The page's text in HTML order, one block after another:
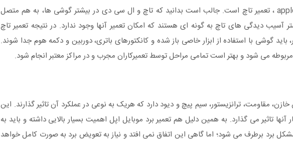
یکی دیگر از خدمات تخصصی واحد تعمیرات نمایندگی موبایل apple ، تعمیر تاچ است. جالب است بدانید که تاچ و ال سی دی در بیشتر گوشی ها، به هم متصل
آسیب دیدگی های تاچ به گونه ای هستند که امکان تعمیر آنها وجود ندارد. در نتیجه تعمیر تاچ
گوشی با استفاده از ابزار خاصی باز شده و کانکتورهای باتری، دوربین و دکمه هوم جدا شوند.
می شود و بهتر است تمامی مراحل توسط تعمیرکاران مجرب و در مراکز معتبر انجام شود.
مقاومت، ترانزیستور، سیم پیچ و دیود دارد که هریک به نوعی در عملکرد آن تاثیر گذارند. این
تاثیر می گذارد. به همین دلیل هم تعمیر برد موبایل اپل اهمیت بسیار بالایی داشته و باید به
برطرف می شود؛ اما گاهی این اتفاق نمی افتد و نیاز به تعویض برد به صورت کامل خواهد